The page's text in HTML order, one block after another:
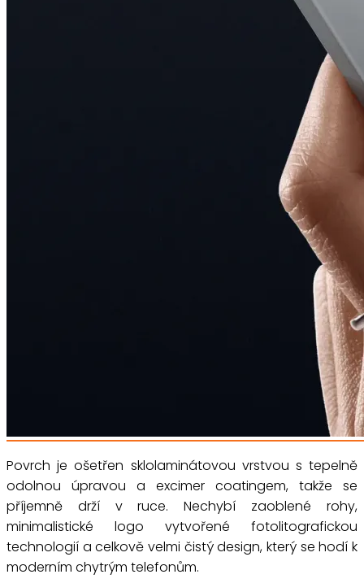
Povrch je ošetřen sklolaminátovou vrstvou s tepelně
odolnou úpravou a excimer coatingem, takže se
příjemně drží v ruce. Nechybí zaoblené rohy,
minimalistické logo vytvořené fotolitografickou
technologií a celkově velmi čistý design, který se hodí k
moderním chytrým telefonům.